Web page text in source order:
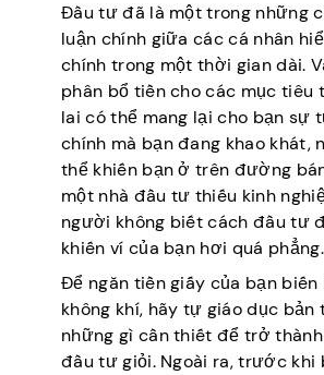
Đầu tư đã là một trong những
luận chính giữa các cá nhân
chính trong một thời gian dài.
phân bổ tiền cho các mục tiêu
lai có thể mang lại cho bạn sự
chính mà bạn đang khao khát,
thể khiến bạn ở trên đường
một nhà đầu tư thiếu kinh
người không biết cách đầu tư
khiến ví của bạn hơi quá phẳng.
Để ngăn tiền giấy của bạn
không khí, hãy tự giáo dục bản
những gì cần thiết để trở
đầu tư giỏi. Ngoài ra, trước khi